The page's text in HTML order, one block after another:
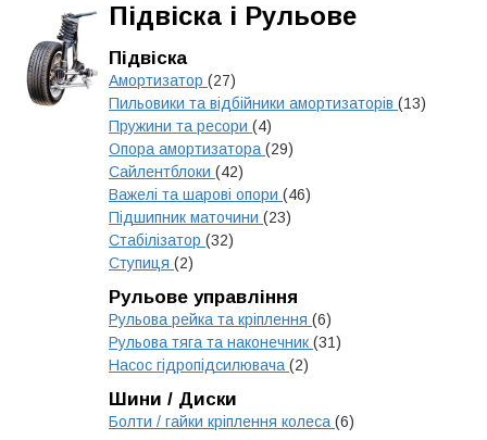
Підвіска і Рульове
Підвіска
Амортизатор (27)
Пильовики та відбійники амортизаторів (13)
Пружини та ресори (4)
Опора амортизатора (29)
Сайлентблоки (42)
Важелі та шарові опори (46)
Підшипник маточини (23)
Стабілізатор (32)
Ступиця (2)
Рульове управління
Рульова рейка та кріплення (6)
Рульова тяга та наконечник (31)
Насос гідропідсилювача (2)
Шини / Диски
Болти / гайки кріплення колеса (6)